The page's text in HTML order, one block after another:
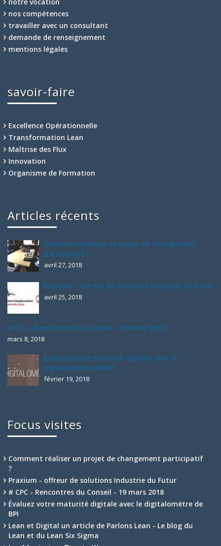
nos compétences
travailler avec un consultant
demande de renseignement
mentions légales
savoir-faire
Excellence Opérationnelle
Transformation Lean
Maîtrise des Flux
Innovation
Organisme de Formation
Articles récents
Comment réaliser un projet de changement
participatif ?
avril 27, 2018
Praxium – offreur de solutions Industrie du Futur
avril 25, 2018
# CPC – Rencontres du Conseil – 19 mars 2018
mars 8, 2018
Évaluez votre maturité digitale avec le
digitalomètre de BPI
février 19, 2018
Focus visites
Comment réaliser un projet de changement participatif
?
Praxium - offreur de solutions Industrie du Futur
# CPC - Rencontres du Conseil - 19 mars 2018
Évaluez votre maturité digitale avec le digitalomètre de
BPI
Lean et Digital un article de Parlons Lean - Le blog du
Lean et du Lean Six Sigma